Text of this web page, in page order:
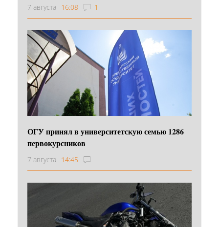
7 августа 16:08 1
ОГУ принял в университетскую семью 1286
первокурсников
7 августа 14:45